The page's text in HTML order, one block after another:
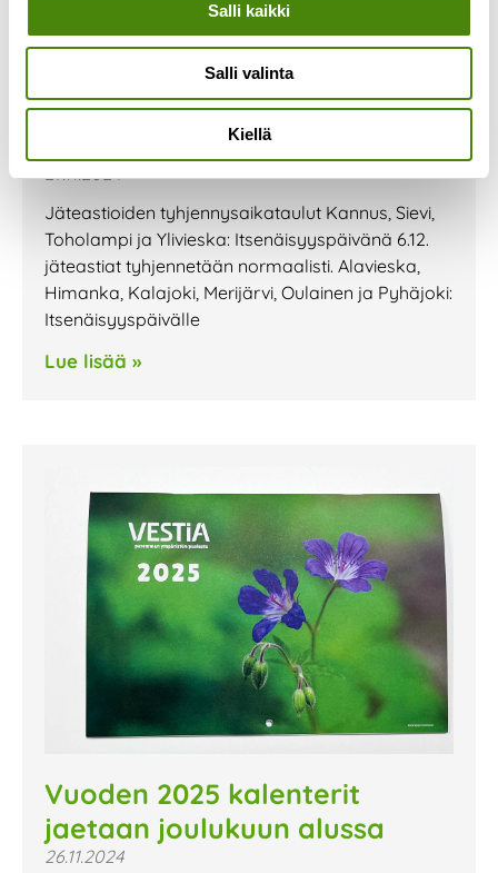
Salli kaikki
Salli valinta
Kiellä
Itsenäisyyspäiväviikon
jätehuolto ja aukioloajat
27.11.2024
Jäteastioiden tyhjennysaikataulut Kannus, Sievi,
Toholampi ja Ylivieska: Itsenäisyyspäivänä 6.12.
jäteastiat tyhjennetään normaalisti. Alavieska,
Himanka, Kalajoki, Merijärvi, Oulainen ja Pyhäjoki:
Itsenäisyyspäivälle
Lue lisää »
Vuoden 2025 kalenterit
jaetaan joulukuun alussa
26.11.2024